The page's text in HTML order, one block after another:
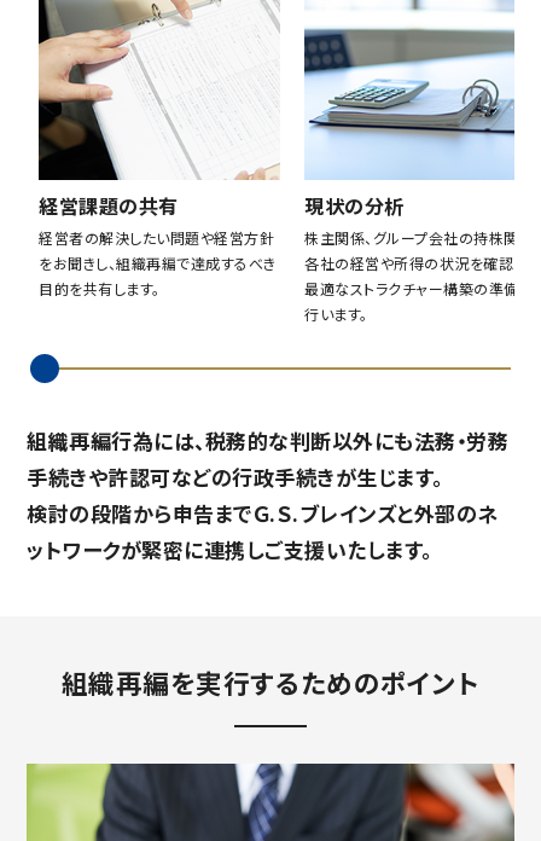
経営課題の共有
経営者の解決したい問題や経営方針
をお聞きし、組織再編で達成するべき
目的を共有します。
現状の分析
株主関係、グループ会社の持株関係、
各社の経営や所得の状況を確認し、
最適なストラクチャー構築の準備を
行います。
組織再編行為には、税務的な判断以外にも法務・労務
手続きや許認可などの行政手続きが生じます。
検討の段階から申告までＧ.Ｓ.ブレインズと外部のネ
ットワークが緊密に連携しご支援いたします。
組織再編を実行するためのポイント